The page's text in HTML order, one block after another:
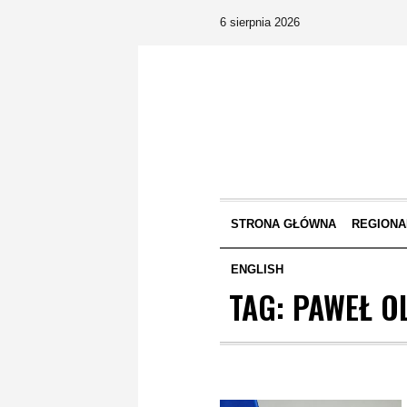
6 sierpnia 2026
STRONA GŁÓWNA
ENGLISH
TAG: PAWEŁ